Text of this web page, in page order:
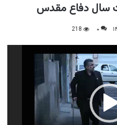
سال دفاع مقدس
۰ 218